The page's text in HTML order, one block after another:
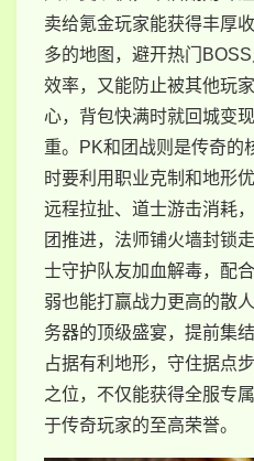
卖给氪金玩家能获得丰厚
多的地图，避开热门
效率，又能防止被其他玩
心，背包快满时就回城变
重。PK和团战则是传奇的
时要利用职业克制和地形
远程拉扯、道士游击消耗
团推进，法师铺火墙封锁
士守护队友加血解毒，配
弱也能打赢战力更高的散
务器的顶级盛宴，提前集
占据有利地形，守住据点
之位，不仅能获得全服专
于传奇玩家的至高荣誉。